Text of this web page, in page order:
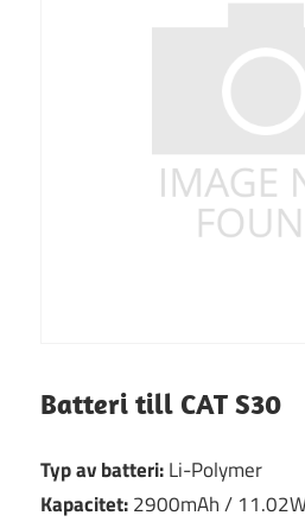
Batteri till CAT S30
Typ av batteri:Li-Polymer
Kapacitet:2900mAh /